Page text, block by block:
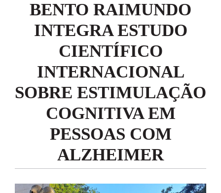
BENTO RAIMUNDO
INTEGRA ESTUDO
CIENTÍFICO
INTERNACIONAL
SOBRE ESTIMULAÇÃO
COGNITIVA EM
PESSOAS COM
ALZHEIMER